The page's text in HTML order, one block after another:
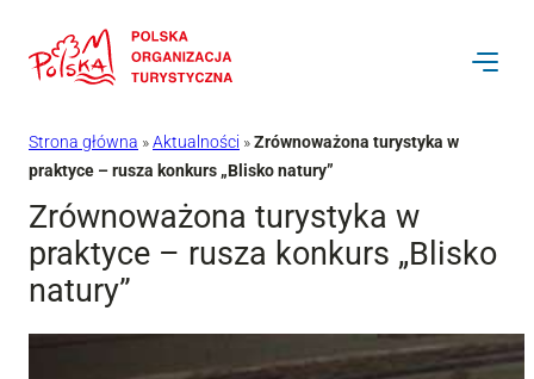
do
Strona główna »Aktualności »Zrównoważona turystyka w
praktyce – rusza konkurs „Blisko natury”
Zrównoważona turystyka w
praktyce – rusza konkurs „Blisko
natury”